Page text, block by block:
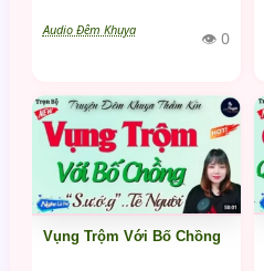
Audio Đêm Khuya 👁 0
Vụng Trộm Với Bố Chồng